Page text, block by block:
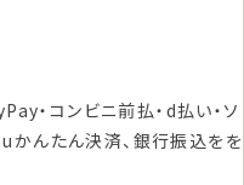
・コンビニ前払・d払い・ソ
かんたん決済、銀行振込をを